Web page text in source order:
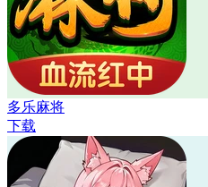
多乐麻将
下载